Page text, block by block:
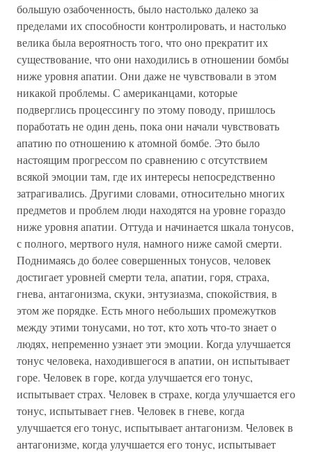
большую озабоченность, было настолько далеко за
пределами их способности контролировать, и настолько
велика была вероятность того, что оно прекратит их
существование, что они находились в отношении бомбы
ниже уровня апатии. Они даже не чувствовали в этом
никакой проблемы. С американцами, которые
подверглись процессингу по этому поводу, пришлось
поработать не один день, пока они начали чувствовать
апатию по отношению к атомной бомбе. Это было
настоящим прогрессом по сравнению с отсутствием
всякой эмоции там, где их интересы непосредственно
затрагивались. Другими словами, относительно многих
предметов и проблем люди находятся на уровне гораздо
ниже уровня апатии. Оттуда и начинается шкала тонусов,
с полного, мертвого нуля, намного ниже самой смерти.
Поднимаясь до более совершенных тонусов, человек
достигает уровней смерти тела, апатии, горя, страха,
гнева, антагонизма, скуки, энтузиазма, спокойствия, в
этом же порядке. Есть много небольших промежутков
между этими тонусами, но тот, кто хоть что-то знает о
людях, непременно узнает эти эмоции. Когда улучшается
тонус человека, находившегося в апатии, он испытывает
горе. Человек в горе, когда улучшается его тонус,
испытывает страх. Человек в страхе, когда улучшается его
тонус, испытывает гнев. Человек в гневе, когда
улучшается его тонус, испытывает антагонизм. Человек в
антагонизме, когда улучшается его тонус, испытывает